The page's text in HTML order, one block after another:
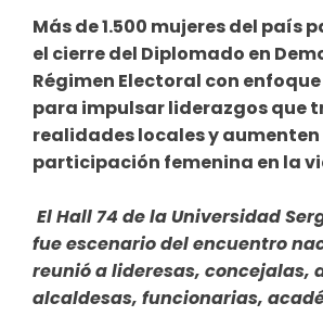
Más de 1.500 mujeres del país
el cierre del Diplomado en
Régimen Electoral con
para impulsar liderazgos que
realidades locales y aumenten
participación femenina en la
El Hall 74 de la Universidad
fue escenario del encuentro
reunió a lideresas, concejalas,
alcaldesas, funcionarias,